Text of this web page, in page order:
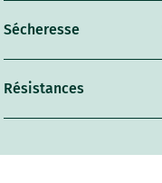
Sécheresse
Résistances